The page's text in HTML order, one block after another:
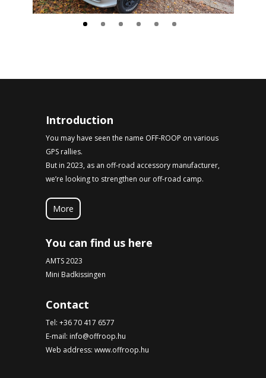
Introduction
You may have seen the name OFF-ROOP on various
GPS rallies.
But in 2023, as an off-road accessory manufacturer,
we’re looking to strengthen our off-road camp.
More
You can find us here
AMTS 2023
Mini Badkissingen
Contact
Tel: +36 70 417 6577
E-mail: info@offroop.hu
Web address: www.offroop.hu